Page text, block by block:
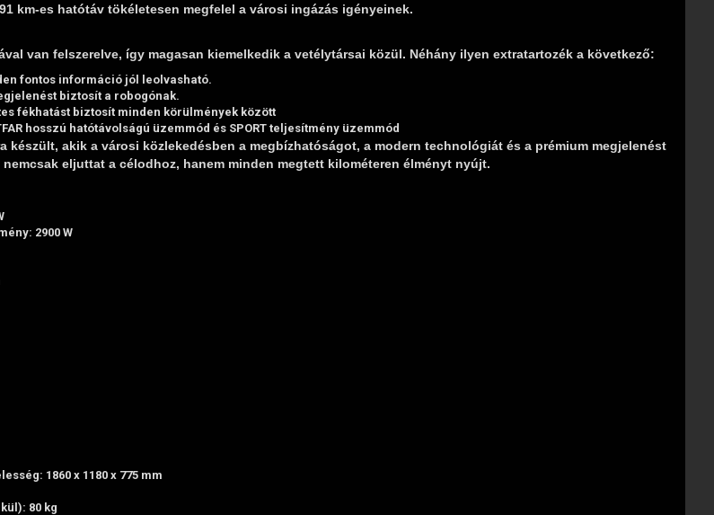
km-es hatótáv tökéletesen megfelel a városi ingázás igényeinek.
van felszerelve, így magasan kiemelkedik a vetélytársai közül. Néhány ilyen extratartozék a következő:
fontos információ jól leolvasható.
biztosít a robogónak.
fékhatást biztosít minden körülmények között
hosszú hatótávolságú üzemmód és SPORT teljesítmény üzemmód
készült, akik a városi közlekedésben a megbízhatóságot, a modern technológiát és a prémium megjelenést
eljuttat a célodhoz, hanem minden megtett kilométeren élményt nyújt.
2900 W
1860 x 1180 x 775 mm
80 kg